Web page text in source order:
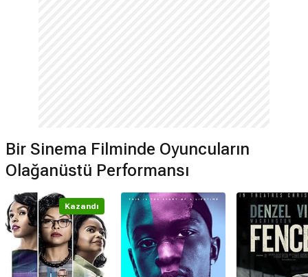
Bir Sinema Filminde Oyuncuların
Olağanüstü Performansı
Kazandı